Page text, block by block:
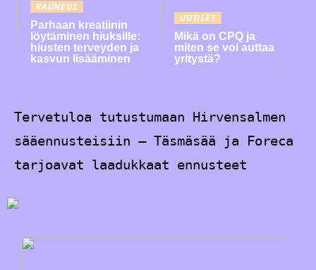
KAUNEUS
Parhaan kreatiinin
löytäminen hiuksille:
hiusten terveyden ja
kasvun lisääminen
UUTISET
Mikä on CPQ ja
miten se voi auttaa
yritystä?
Tervetuloa tutustumaan Hirvensalmen
sääennusteisiin – Täsmäsää ja Foreca
tarjoavat laadukkaat ennusteet